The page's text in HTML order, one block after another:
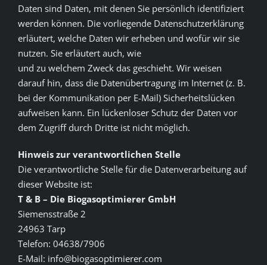
Daten sind Daten, mit denen Sie persönlich identifiziert
werden können. Die vorliegende Datenschutzerklärung
erläutert, welche Daten wir erheben und wofür wir sie
nutzen. Sie erläutert auch, wie
und zu welchem Zweck das geschieht. Wir weisen
darauf hin, dass die Datenübertragung im Internet (z. B.
bei der Kommunikation per E-Mail) Sicherheitslücken
aufweisen kann. Ein lückenloser Schutz der Daten vor
dem Zugriff durch Dritte ist nicht möglich.
Hinweis zur verantwortlichen Stelle
Die verantwortliche Stelle für die Datenverarbeitung auf
dieser Website ist:
T & B – Die Biogasoptimierer GmbH
Siemensstraße 2
24963 Tarp
Telefon: 04638/7906
E-Mail: info@biogasoptimierer.com